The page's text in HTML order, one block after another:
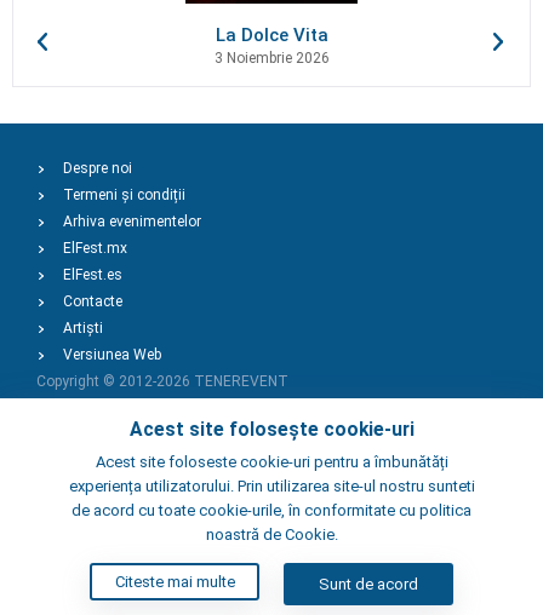
La Dolce Vita
3 Noiembrie 2026
Acest site folosește cookie-uri
Acest site foloseste cookie-uri pentru a îmbunătăți
experiența utilizatorului. Prin utilizarea site-ul nostru sunteti
de acord cu toate cookie-urile, în conformitate cu politica
noastră de Cookie.
Citeste mai multe Sunt de acord
Despre noi
Termeni și condiții
Arhiva evenimentelor
ElFest.mx
ElFest.es
Contacte
Artiști
Versiunea Web
Copyright © 2012-2026 TENEREVENT
Adaugă Eveniment
Adaugă Local